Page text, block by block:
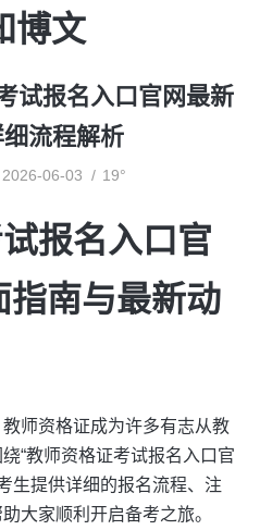
博文
试报名入口官网最新
流程解析
2026-06-03 19°
报名入口官
指南与最新动
师资格证成为许多有志从教
“教师资格证考试报名入口官
生提供详细的报名流程、注
大家顺利开启备考之旅。